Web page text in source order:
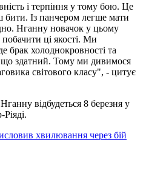
і терпіння у тому бою. Це
бити. Із панчером легше мати
Нганну новачок у цьому
ці якості. Ми
брак холоднокровності та
що здатний. Тому ми дивимося
світового класу", - цитує
відбудеться 8 березня у
хвилювання через бій